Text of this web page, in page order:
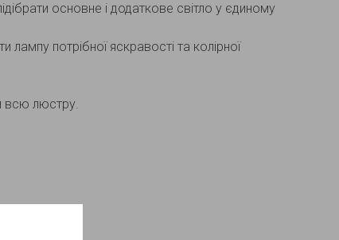
основне і додаткове світло у єдиному
потрібної яскравості та колірної
всю люстру.